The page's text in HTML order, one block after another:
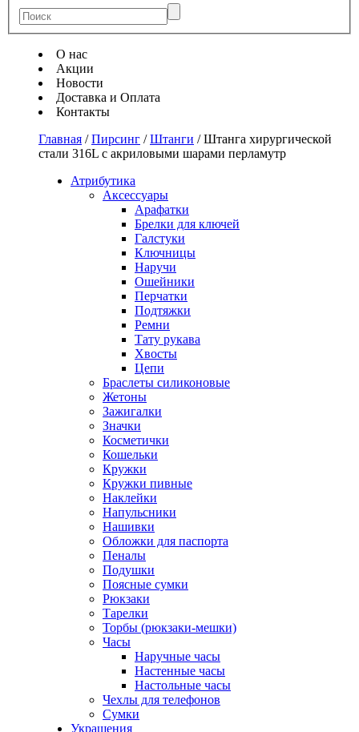
О нас
Акции
Новости
Доставка и Оплата
Контакты
Главная /Пирсинг /Штанги /Штанга хирургической
стали 316L с акриловыми шарами перламутр
Атрибутика
Аксессуары
Арафатки
Брелки для ключей
Галстуки
Ключницы
Наручи
Ошейники
Перчатки
Подтяжки
Ремни
Тату рукава
Хвосты
Цепи
Браслеты силиконовые
Жетоны
Зажигалки
Значки
Косметички
Кошельки
Кружки
Кружки пивные
Наклейки
Напульсники
Нашивки
Обложки для паспорта
Пеналы
Подушки
Поясные сумки
Рюкзаки
Тарелки
Торбы (рюкзаки-мешки)
Часы
Наручные часы
Настенные часы
Настольные часы
Чехлы для телефонов
Сумки
Украшения